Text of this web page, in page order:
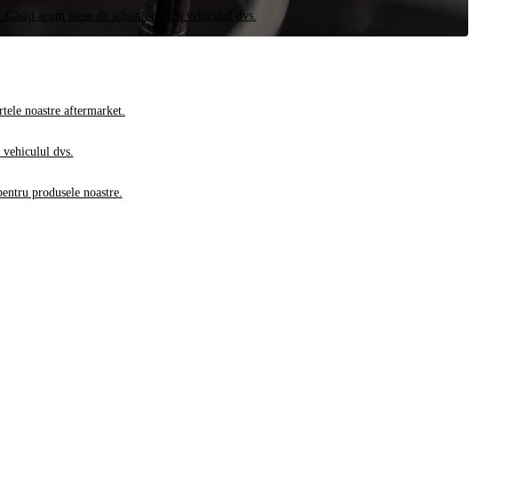
acum piese de schimb pentru vehiculul dvs.
noastre aftermarket.
dvs.
produsele noastre.